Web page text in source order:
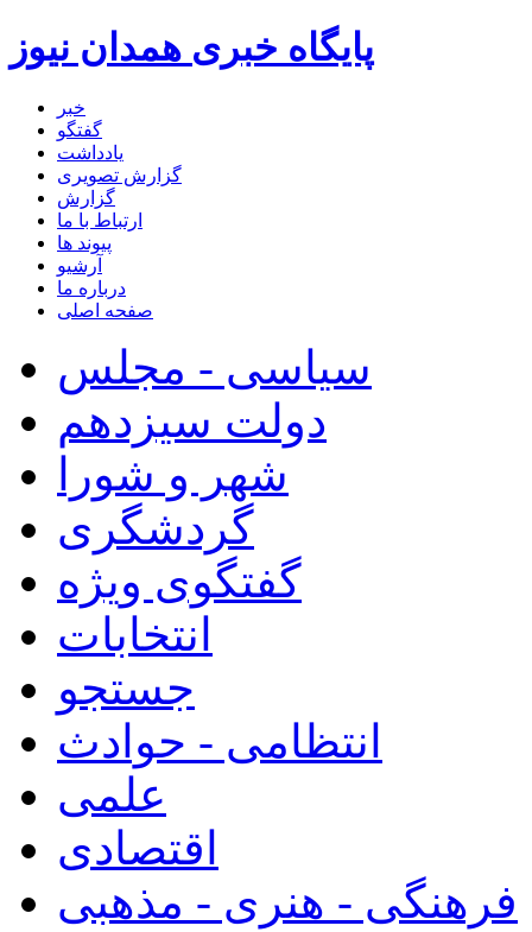
پایگاه خبری همدان نیوز
خبر
گفتگو
یادداشت
گزارش تصویری
گزارش
ارتباط با ما
پیوند ها
آرشیو
درباره ما
صفحه اصلی
سیاسی - مجلس
دولت سیزدهم
شهر و شورا
گردشگری
گفتگوی ویژه
انتخابات
جستجو
انتظامی - حوادث
علمی
اقتصادی
فرهنگی - هنری - مذهبی